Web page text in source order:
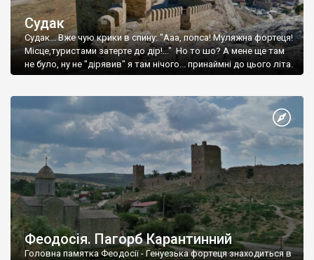
Судак
Судак... Вже чую крики в спину: "Ааа, попса! Муляжна фортеця!
Місце,туристами затерте до дір!..." Но то шо? А мене ще там
не було, ну не "дірявив" я там нічого... принаймні до цього літа.
Феодосія. Пагорб Карантинний
Головна памятка Феодосії - Генуезька фортеця знаходиться в